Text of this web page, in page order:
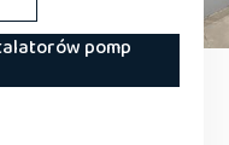
pomp